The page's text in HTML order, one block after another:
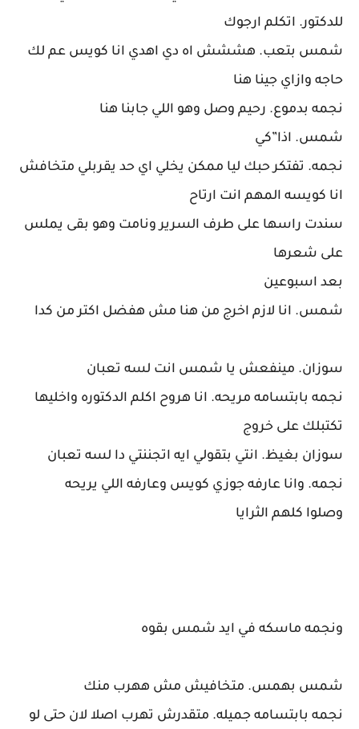
للدكتور. اتكلم ارجوك
شمس بتعب. هششش اه دي اهدي انا كويس عم لك
حاجه وازاي جينا هنا
نجمه بدموع. رحيم وصل وهو اللي جابنا هنا
شمس. اذا”كي
نجمه. تفتكر حبك ليا ممكن يخلي اي حد يقربلي متخافش
انا كويسه المهم انت ارتاح
سندت راسها على طرف السرير ونامت وهو بقى يملس
على شعرها
بعد اسبوعين
شمس. انا لازم اخرج من هنا مش هفضل اكتر من كدا
سوزان. مينفعش يا شمس انت لسه تعبان
نجمه بابتسامه مريحه. انا هروح اكلم الدكتوره واخليها
تكتبلك على خروج
سوزان بغيظ. انتي بتقولي ايه اتجننتي دا لسه تعبان
نجمه. وانا عارفه جوزي كويس وعارفه اللي يريحه
وصلوا كلهم الثرايا
ونجمه ماسكه في ايد شمس بقوه
شمس بهمس. متخافيش مش ههرب منك
نجمه بابتسامه جميله. متقدرش تهرب اصلا لان حتى لو